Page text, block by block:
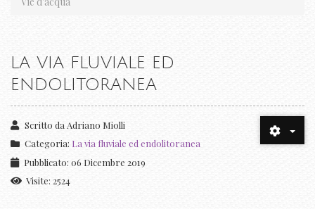
LA VIA FLUVIALE ED
ENDOLITORANEA
Scritto da Adriano Miolli
Categoria: La via fluviale ed endolitoranea
Pubblicato: 06 Dicembre 2019
Visite: 2524